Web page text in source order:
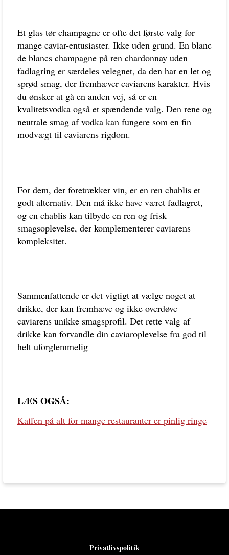
Et glas tør champagne er ofte det første valg for
mange caviar-entusiaster. Ikke uden grund. En blanc
de blancs champagne på ren chardonnay uden
fadlagring er særdeles velegnet, da den har en let og
sprød smag, der fremhæver caviarens karakter. Hvis
du ønsker at gå en anden vej, så er en
kvalitetsvodka også et spændende valg. Den rene og
neutrale smag af vodka kan fungere som en fin
modvægt til caviarens rigdom.
For dem, der foretrækker vin, er en ren chablis et
godt alternativ. Den må ikke have været fadlagret,
og en chablis kan tilbyde en ren og frisk
smagsoplevelse, der komplementerer caviarens
kompleksitet.
Sammenfattende er det vigtigt at vælge noget at
drikke, der kan fremhæve og ikke overdøve
caviarens unikke smagsprofil. Det rette valg af
drikke kan forvandle din caviaroplevelse fra god til
helt uforglemmelig
LÆS OGSÅ:
Kaffen på alt for mange restauranter er pinlig ringe
Privatlivspolitik